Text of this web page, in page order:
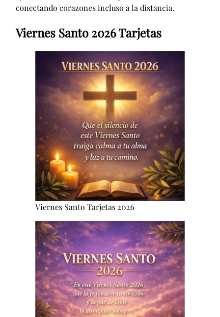
conectando corazones incluso a la distancia.
Viernes Santo 2026 Tarjetas
Viernes Santo Tarjetas 2026